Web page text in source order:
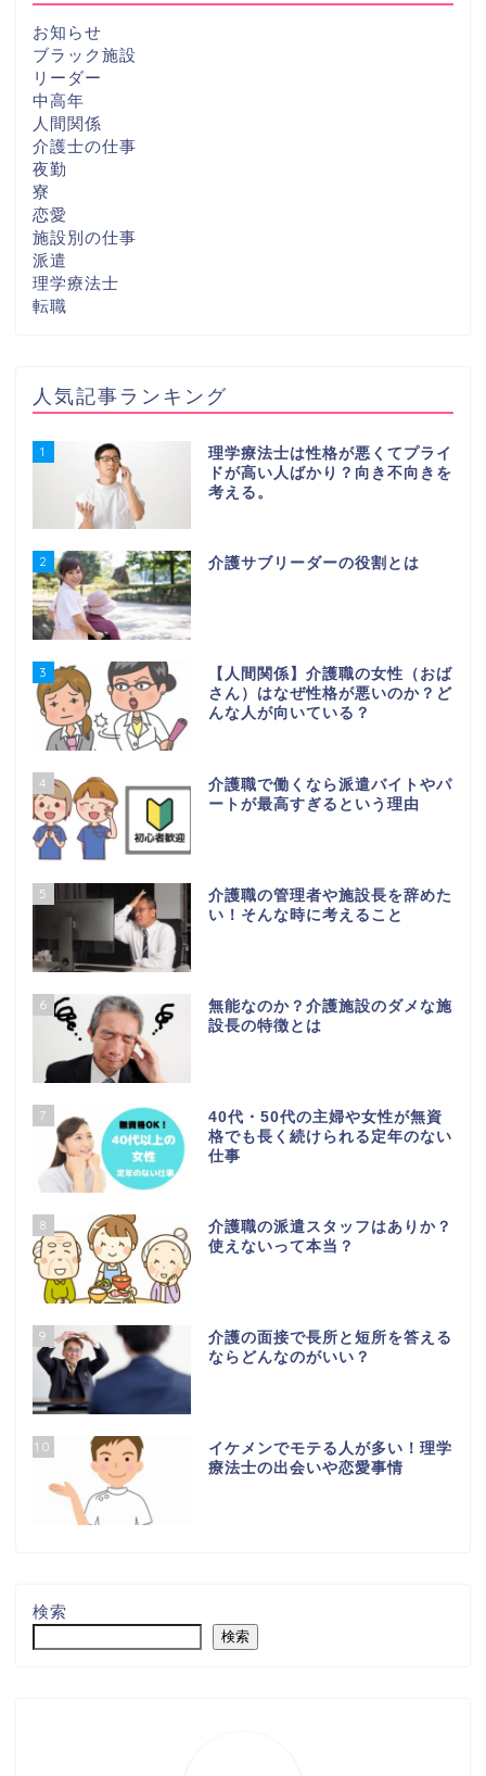
お知らせ
ブラック施設
リーダー
中高年
人間関係
介護士の仕事
夜勤
寮
恋愛
施設別の仕事
派遣
理学療法士
転職
人気記事ランキング
1
理学療法士は性格が悪くてプライ
ドが高い人ばかり？向き不向きを
考える。
2 介護サブリーダーの役割とは
3
【人間関係】介護職の女性（おば
さん）はなぜ性格が悪いのか？ど
んな人が向いている？
4
介護職で働くなら派遣バイトやパ
ートが最高すぎるという理由
5
介護職の管理者や施設長を辞めた
い！そんな時に考えること
6
無能なのか？介護施設のダメな施
設長の特徴とは
7
40代・50代の主婦や女性が無資
格でも長く続けられる定年のない
仕事
8
介護職の派遣スタッフはありか？
使えないって本当？
9
介護の面接で長所と短所を答える
ならどんなのがいい？
10
イケメンでモテる人が多い！理学
療法士の出会いや恋愛事情
検索
検索